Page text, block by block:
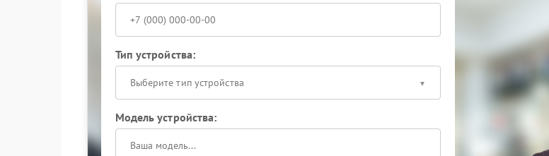
Тип устройства:
Выберите тип устройства
Модель устройства: